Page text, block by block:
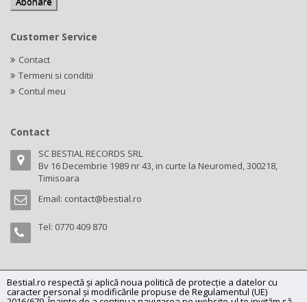
Bestial.ro respectă și aplică noua politică de protecție a datelor cu
caracter personal și modificările propuse de Regulamentul (UE)
Customer Service
Contact
Termeni si conditii
Contul meu
Contact
SC BESTIAL RECORDS SRL
Bv 16 Decembrie 1989 nr 43, in curte la Neuromed, 300218,
Timisoara
Email: contact@bestial.ro
Tel: 0770 409 870
Copyright (C) 2026bestial.ro -All rights reserved.
SC BESTIAL RECORDS SRL, Nr. R.C.: J35/345/2005, C.U.I.: RO17197870,